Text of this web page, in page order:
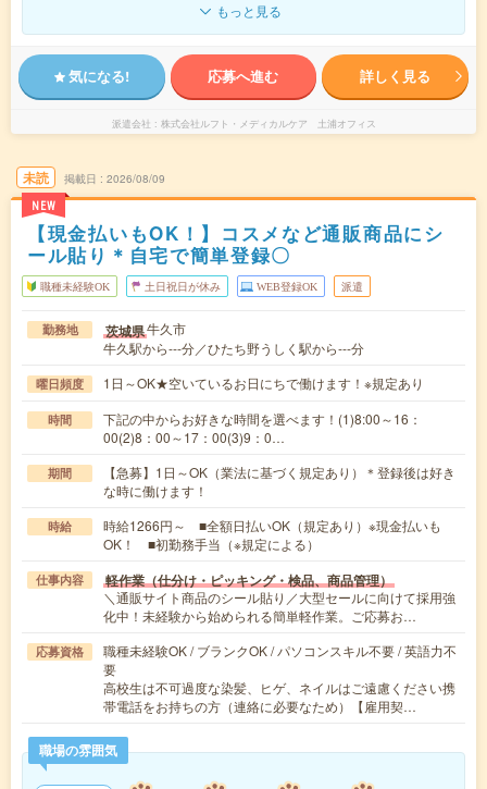
もっと見る
気になる! 応募へ進む 詳しく見る
派遣会社 株式会社ルフト・メディカルケア 土浦オフィス
未読
NEW
掲載日 2026/08/09
【現金払いもOK！】コスメなど通販商品にシ
ール貼り＊自宅で簡単登録〇
職種未経験OK 土日祝日が休み WEB登録OK 派遣
勤務地 茨城県牛久市
牛久駅から---分／ひたち野うしく駅から---分
曜日頻度 1日～OK★空いているお日にちで働けます！※規定あり
時間
下記の中からお好きな時間を選べます！(1)8:00～16：
00(2)8：00～17：00(3)9：0…
期間
【急募】1日～OK（業法に基づく規定あり）＊登録後は好き
な時に働けます！
時給
時給1266円～ ■全額日払いOK（規定あり）※現金払いも
OK！ ■初勤務手当（※規定による）
仕事内容 軽作業（仕分け・ピッキング・検品、商品管理）
＼通販サイト商品のシール貼り／大型セールに向けて採用強
化中！未経験から始められる簡単軽作業。ご応募お…
応募資格
職種未経験OK / ブランクOK / パソコンスキル不要 / 英語力不
要
高校生は不可過度な染髪、ヒゲ、ネイルはご遠慮ください携
帯電話をお持ちの方（連絡に必要なため）【雇用契…
職場の雰囲気